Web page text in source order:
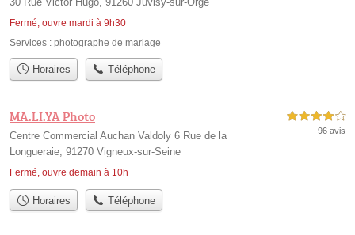
Fermé, ouvre mardi à 9h30
Services : photographe de mariage
Horaires Téléphone
MA.LI.YA Photo
Centre Commercial Auchan Valdoly 6 Rue de la
Longueraie, 91270 Vigneux-sur-Seine
Fermé, ouvre demain à 10h
4,0 étoiles sur 5
96 avis
Horaires Téléphone